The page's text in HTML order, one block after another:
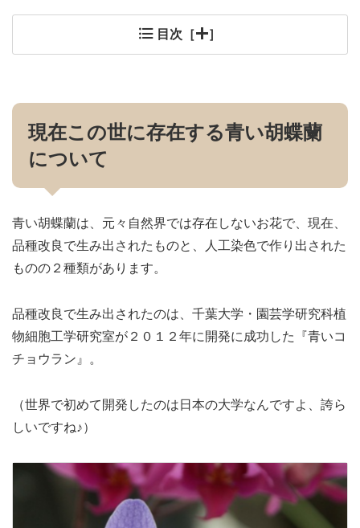
目次［ ］
現在この世に存在する青い胡蝶蘭
について
青い胡蝶蘭は、元々自然界では存在しないお花で、現在、
品種改良で生み出されたものと、人工染色で作り出された
ものの２種類があります。
品種改良で生み出されたのは、千葉大学・園芸学研究科植
物細胞工学研究室が２０１２年に開発に成功した『青いコ
チョウラン』。
（世界で初めて開発したのは日本の大学なんですよ、誇ら
しいですね♪）